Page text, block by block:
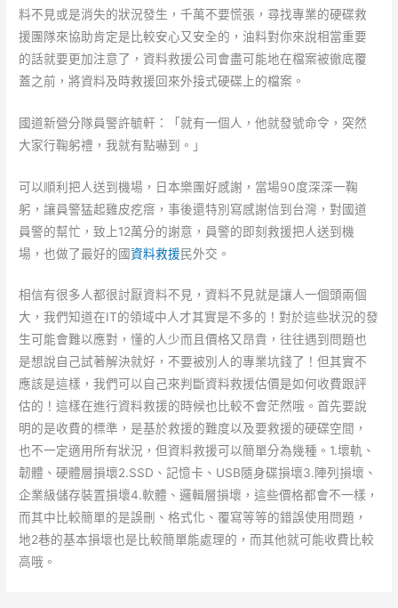
料不見或是消失的狀況發生，千萬不要慌張，尋找專業的硬碟救
援團隊來協助肯定是比較安心又安全的，油料對你來說相當重要
的話就要更加注意了，資料救援公司會盡可能地在檔案被徹底覆
蓋之前，將資料及時救援回來外接式硬碟上的檔案。
國道新營分隊員警許毓軒：「就有一個人，他就發號命令，突然
大家行鞠躬禮，我就有點嚇到。」
可以順利把人送到機場，日本樂團好感謝，當場90度深深一鞠
躬，讓員警猛起雞皮疙瘩，事後還特別寫感謝信到台灣，對國道
員警的幫忙，致上12萬分的謝意，員警的即刻救援把人送到機
場，也做了最好的國資料救援民外交。
相信有很多人都很討厭資料不見，資料不見就是讓人一個頭兩個
大，我們知道在IT的領域中人才其實是不多的！對於這些狀況的發
生可能會難以應對，懂的人少而且價格又昂貴，往往遇到問題也
是想說自己試著解決就好，不要被別人的專業坑錢了！但其實不
應該是這樣，我們可以自己來判斷資料救援估價是如何收費跟評
估的！這樣在進行資料救援的時候也比較不會茫然哦。首先要說
明的是收費的標準，是基於救援的難度以及要救援的硬碟空間，
也不一定適用所有狀況，但資料救援可以簡單分為幾種。1.壞軌、
韌體、硬體層損壞2.SSD、記憶卡、USB隨身碟損壞3.陣列損壞、
企業級儲存裝置損壞4.軟體、邏輯層損壞，這些價格都會不一樣，
而其中比較簡單的是誤刪、格式化、覆寫等等的錯誤使用問題，
地2巷的基本損壞也是比較簡單能處理的，而其他就可能收費比較
高哦。